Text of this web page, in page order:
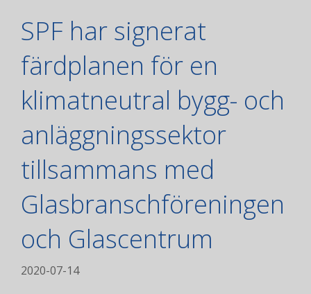
SPF har signerat
färdplanen för en
klimatneutral bygg- och
anläggningssektor
tillsammans med
Glasbranschföreningen
och Glascentrum
2020-07-14